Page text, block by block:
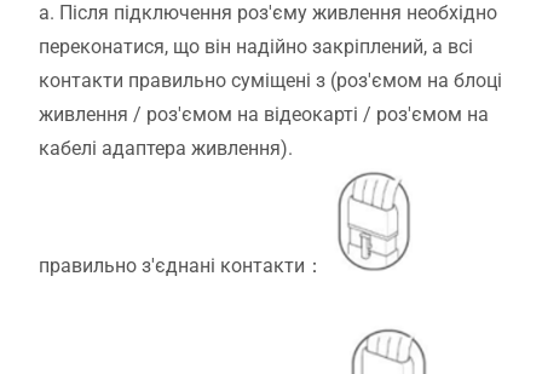
a. Після підключення роз'єму живлення необхідно
переконатися, що він надійно закріплений, а всі
контакти правильно суміщені з (роз'ємом на блоці
живлення / роз'ємом на відеокарті / роз'ємом на
кабелі адаптера живлення).
правильно з'єднані контакти：